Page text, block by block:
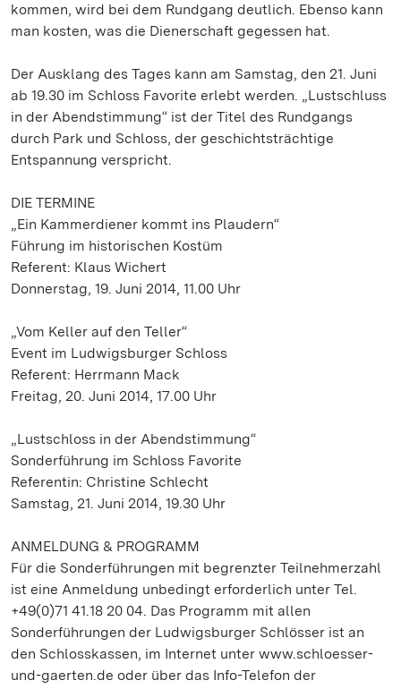
kommen, wird bei dem Rundgang deutlich. Ebenso kann
man kosten, was die Dienerschaft gegessen hat.
Der Ausklang des Tages kann am Samstag, den 21. Juni
ab 19.30 im Schloss Favorite erlebt werden. „Lustschluss
in der Abendstimmung“ ist der Titel des Rundgangs
durch Park und Schloss, der geschichtsträchtige
Entspannung verspricht.
DIE TERMINE
„Ein Kammerdiener kommt ins Plaudern“
Führung im historischen Kostüm
Referent: Klaus Wichert
Donnerstag, 19. Juni 2014, 11.00 Uhr
„Vom Keller auf den Teller“
Event im Ludwigsburger Schloss
Referent: Herrmann Mack
Freitag, 20. Juni 2014, 17.00 Uhr
„Lustschloss in der Abendstimmung“
Sonderführung im Schloss Favorite
Referentin: Christine Schlecht
Samstag, 21. Juni 2014, 19.30 Uhr
ANMELDUNG & PROGRAMM
Für die Sonderführungen mit begrenzter Teilnehmerzahl
ist eine Anmeldung unbedingt erforderlich unter Tel.
+49(0)71 41.18 20 04. Das Programm mit allen
Sonderführungen der Ludwigsburger Schlösser ist an
den Schlosskassen, im Internet unter www.schloesser-
und-gaerten.de oder über das Info-Telefon der